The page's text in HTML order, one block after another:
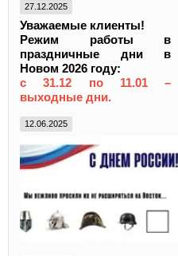
27.12.2025
Уважаемые клиенты!
Режим работы в
праздничные дни в
Новом 2026 году:
с 31.12 по 11.01 –
выходные дни.
12.06.2025